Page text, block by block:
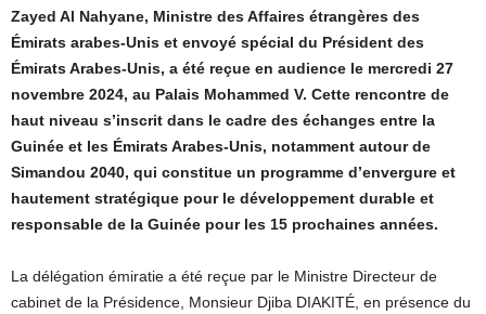
Zayed Al Nahyane, Ministre des Affaires étrangères des
Émirats arabes-Unis et envoyé spécial du Président des
Émirats Arabes-Unis, a été reçue en audience le mercredi 27
novembre 2024, au Palais Mohammed V. Cette rencontre de
haut niveau s’inscrit dans le cadre des échanges entre la
Guinée et les Émirats Arabes-Unis, notamment autour de
Simandou 2040, qui constitue un programme d’envergure et
hautement stratégique pour le développement durable et
responsable de la Guinée pour les 15 prochaines années.
La délégation émiratie a été reçue par le Ministre Directeur de
cabinet de la Présidence, Monsieur Djiba DIAKITÉ, en présence du